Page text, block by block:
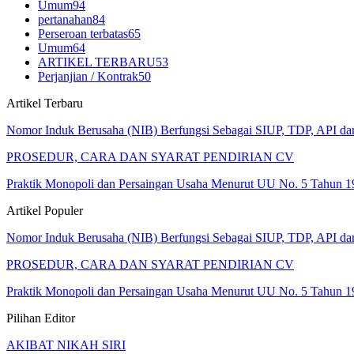
Umum94
pertanahan84
Perseroan terbatas65
Umum64
ARTIKEL TERBARU53
Perjanjian / Kontrak50
Artikel Terbaru
Nomor Induk Berusaha (NIB) Berfungsi Sebagai SIUP, TDP, API
PROSEDUR, CARA DAN SYARAT PENDIRIAN CV
Praktik Monopoli dan Persaingan Usaha Menurut UU No. 5 Tahun
Artikel Populer
Nomor Induk Berusaha (NIB) Berfungsi Sebagai SIUP, TDP, API
PROSEDUR, CARA DAN SYARAT PENDIRIAN CV
Praktik Monopoli dan Persaingan Usaha Menurut UU No. 5 Tahun
Pilihan Editor
AKIBAT NIKAH SIRI